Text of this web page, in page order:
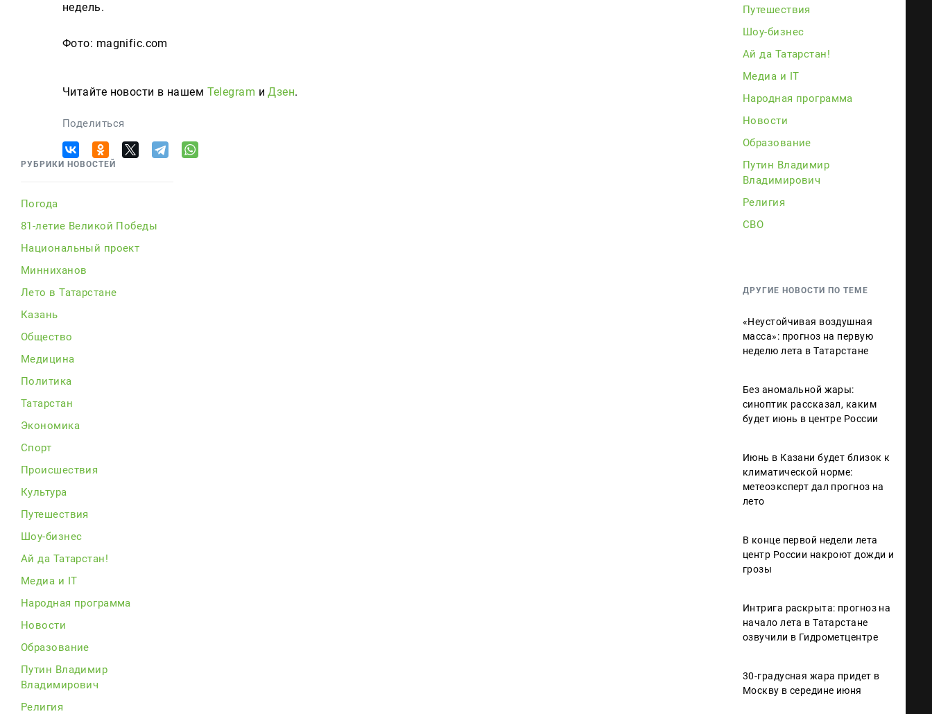
недель.
Фото: magnific.com
Читайте новости в нашем Telegram иДзен.
Поделиться
РУБРИКИ НОВОСТЕЙ
Погода
81-летие Великой Победы
Национальный проект
Минниханов
Лето в Татарстане
Казань
Общество
Медицина
Политика
Татарстан
Экономика
Спорт
Происшествия
Культура
Путешествия
Шоу-бизнес
Ай да Татарстан!
Медиа и IT
Народная программа
Новости
Образование
Путин Владимир
Владимирович
Религия
Путешествия
Шоу-бизнес
Ай да Татарстан!
Медиа и IT
Народная программа
Новости
Образование
Путин Владимир
Владимирович
Религия
СВО
ДРУГИЕ НОВОСТИ ПО ТЕМЕ
«Неустойчивая воздушная
масса»: прогноз на первую
неделю лета в Татарстане
Без аномальной жары:
синоптик рассказал, каким
будет июнь в центре России
Июнь в Казани будет близок к
климатической норме:
метеоэксперт дал прогноз на
лето
В конце первой недели лета
центр России накроют дожди и
грозы
Интрига раскрыта: прогноз на
начало лета в Татарстане
озвучили в Гидрометцентре
30-градусная жара придет в
Москву в середине июня